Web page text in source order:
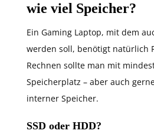
wie viel Speicher?
Ein Gaming Laptop, mit dem
werden soll, benötigt natürlich
Rechnen sollte man mit
Speicherplatz – aber auch
interner Speicher.
SSD oder HDD?